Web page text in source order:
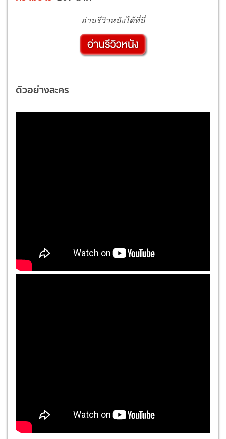
อ่านรีวิวหนังได้ที่นี่
ตัวอย่างละคร